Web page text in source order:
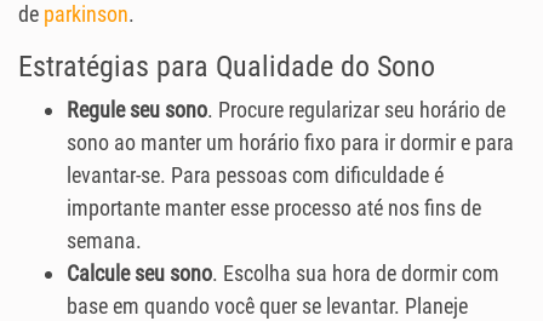
de parkinson.
Estratégias para Qualidade do Sono
Regule seu sono. Procure regularizar seu horário de
sono ao manter um horário fixo para ir dormir e para
levantar-se. Para pessoas com dificuldade é
importante manter esse processo até nos fins de
semana.
Calcule seu sono. Escolha sua hora de dormir com
base em quando você quer se levantar. Planeje